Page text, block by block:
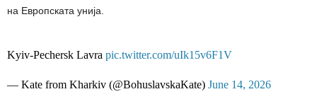
на Европската унија.
Kyiv-Pechersk Lavra pic.twitter.com/uIk15v6F1V
— Kate from Kharkiv (@BohuslavskaKate) June 14, 2026